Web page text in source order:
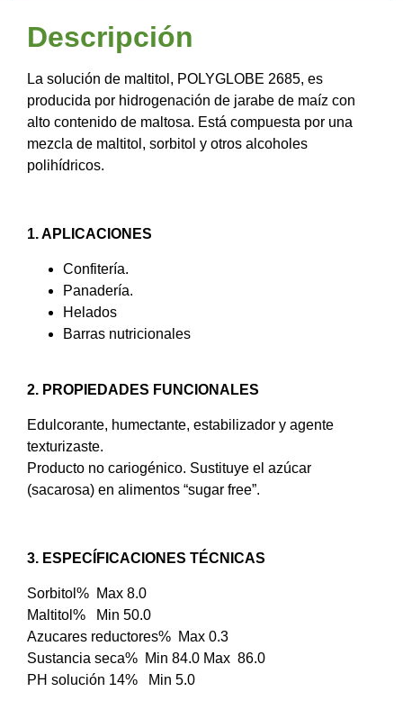
Descripción
La solución de maltitol, POLYGLOBE 2685, es
producida por hidrogenación de jarabe de maíz con
alto contenido de maltosa. Está compuesta por una
mezcla de maltitol, sorbitol y otros alcoholes
polihídricos.
1. APLICACIONES
Confitería.
Panadería.
Helados
Barras nutricionales
2. PROPIEDADES FUNCIONALES
Edulcorante, humectante, estabilizador y agente
texturizaste.
Producto no cariogénico. Sustituye el azúcar
(sacarosa) en alimentos “sugar free”.
3. ESPECÍFICACIONES TÉCNICAS
Sorbitol% Max 8.0
Maltitol% Min 50.0
Azucares reductores% Max 0.3
Sustancia seca% Min 84.0 Max 86.0
PH solución 14% Min 5.0